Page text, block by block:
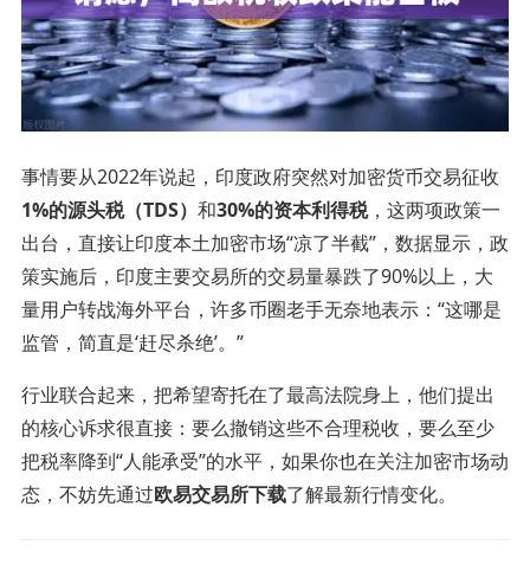
事情要从2022年说起，印度政府突然对加密货币交易征收
1%的源头税（TDS） 和30%的资本利得税，这两项政策一
出台，直接让印度本土加密市场“凉了半截”，数据显示，政
策实施后，印度主要交易所的交易量暴跌了90%以上，大
量用户转战海外平台，许多币圈老手无奈地表示：“这哪是
监管，简直是‘赶尽杀绝’。”
行业联合起来，把希望寄托在了最高法院身上，他们提出
的核心诉求很直接：要么撤销这些不合理税收，要么至少
把税率降到“人能承受”的水平，如果你也在关注加密市场动
态，不妨先通过欧易交易所下载了解最新行情变化。